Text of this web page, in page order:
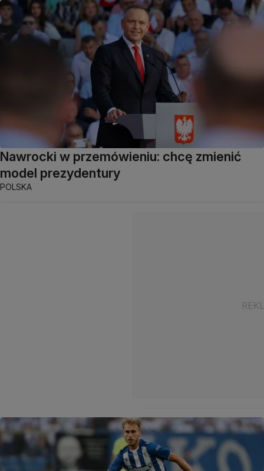
Nawrocki w przemówieniu: chcę zmienić
model prezydentury
POLSKA